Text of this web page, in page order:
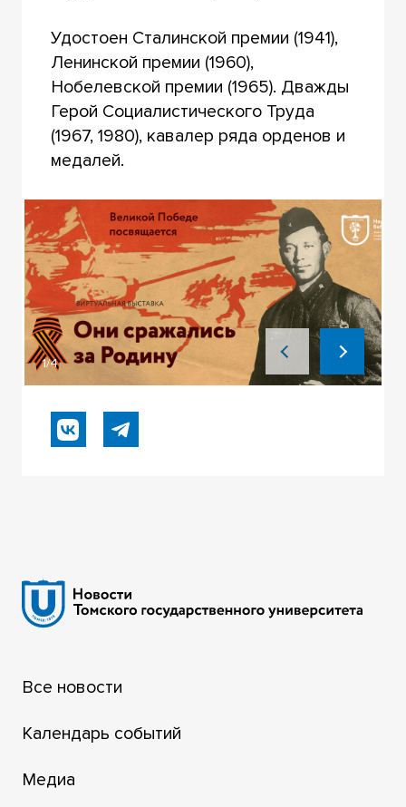
Удостоен Сталинской премии (1941),
Ленинской премии (1960),
Нобелевской премии (1965). Дважды
Герой Социалистического Труда
(1967, 1980), кавалер ряда орденов и
медалей.
1/4
Все новости
Календарь событий
Медиа